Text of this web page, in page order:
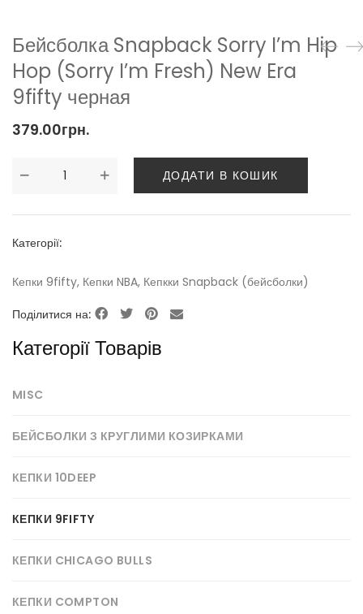
Бейсболка Snapback Sorry I’m Hip
Hop (Sorry I’m Fresh) New Era
9fifty черная
379.00грн.
ДОДАТИ В КОШИК
Категорії:
Кепки 9fifty, Кепки NBA, Кепкки Snapback (бейсболки)
Поділитися на:
Категорії Товарів
MISC
БЕЙСБОЛКИ З КРУГЛИМИ КОЗИРКАМИ
КЕПКИ 10DEEP
КЕПКИ 9FIFTY
КЕПКИ CHICAGO BULLS
КЕПКИ COMPTON